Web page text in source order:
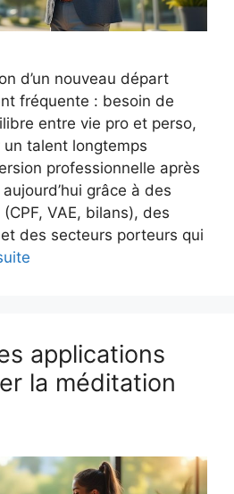
d’un nouveau départ
fréquente : besoin de
entre vie pro et perso,
un talent longtemps
professionnelle après
grâce à des
VAE, bilans), des
des secteurs porteurs qui
applications
la méditation